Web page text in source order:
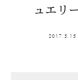
ュエリ
2017.5.15